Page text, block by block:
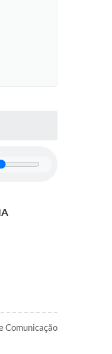
Comunicação